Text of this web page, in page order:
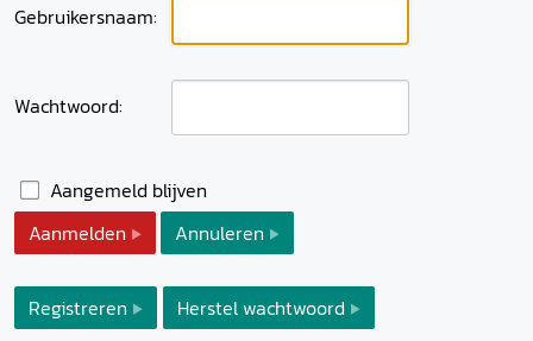
Gebruikersnaam:
Wachtwoord:
Aangemeld blijven
Aanmelden
Annuleren
Registreren Herstel wachtwoord